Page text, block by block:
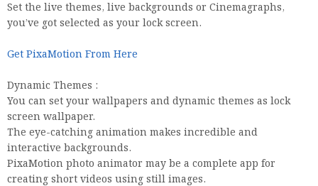
Set the live themes, live backgrounds or Cinemagraphs,
you’ve got selected as your lock screen.
Get PixaMotion From Here
Dynamic Themes :
You can set your wallpapers and dynamic themes as lock
screen wallpaper.
The eye-catching animation makes incredible and
interactive backgrounds.
PixaMotion photo animator may be a complete app for
creating short videos using still images.